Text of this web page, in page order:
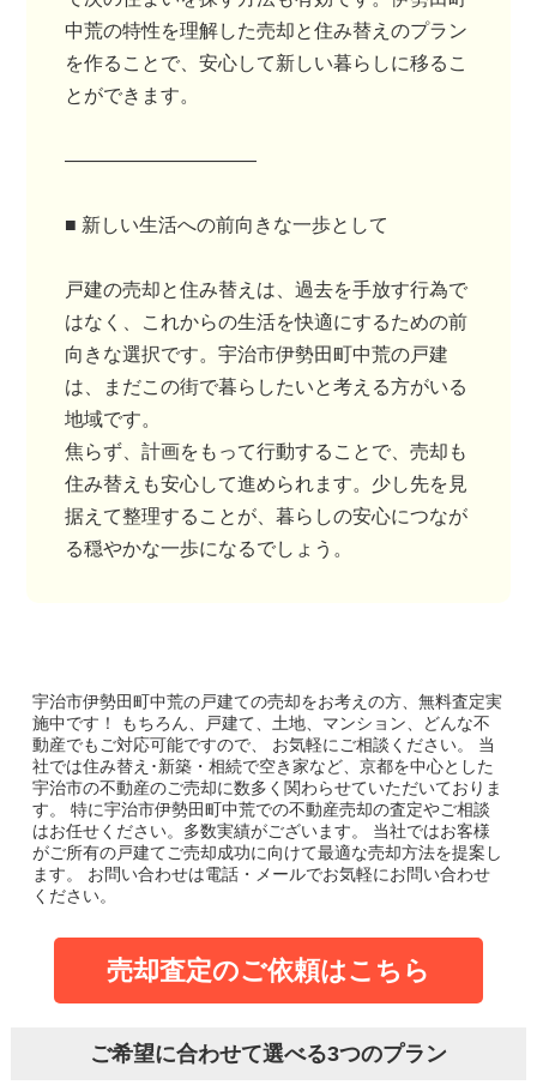
中荒の特性を理解した売却と住み替えのプラン
を作ることで、安心して新しい暮らしに移るこ
とができます。
――――――――――
■ 新しい生活への前向きな一歩として
戸建の売却と住み替えは、過去を手放す行為で
はなく、これからの生活を快適にするための前
向きな選択です。宇治市伊勢田町中荒の戸建
は、まだこの街で暮らしたいと考える方がいる
地域です。
焦らず、計画をもって行動することで、売却も
住み替えも安心して進められます。少し先を見
据えて整理することが、暮らしの安心につなが
る穏やかな一歩になるでしょう。
宇治市伊勢田町中荒の戸建ての売却をお考えの方、無料査定実
施中です！
もちろん、戸建て、土地、マンション、どんな不
動産でもご対応可能ですので、 お気軽にご相談ください。
当
社では住み替え･新築・相続で空き家など、京都を中心とした
宇治市の不動産のご売却に数多く関わらせていただいておりま
す。
特に宇治市伊勢田町中荒での不動産売却の査定やご相談
はお任せください。多数実績がございます。
当社ではお客様
がご所有の戸建てご売却成功に向けて最適な売却方法を提案し
ます。
お問い合わせは電話・メールでお気軽にお問い合わせ
ください。
売却査定のご依頼はこちら
ご希望に合わせて選べる3つのプラン